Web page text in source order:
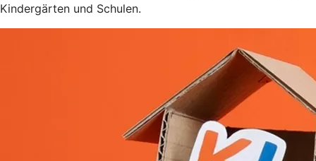
Kindergärten und Schulen.